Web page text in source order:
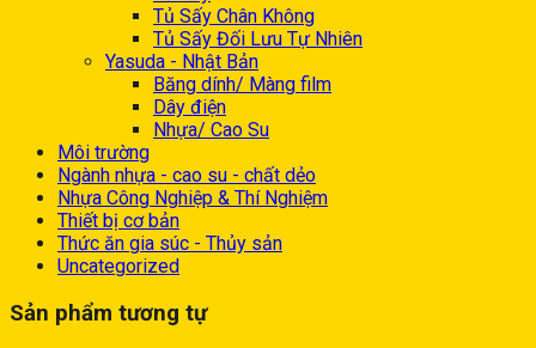
Tủ Sấy Chân Không
Tủ Sấy Đối Lưu Tự Nhiên
Yasuda - Nhật Bản
Băng dính/ Màng film
Dây điện
Nhựa/ Cao Su
Môi trường
Ngành nhựa - cao su - chất dẻo
Nhựa Công Nghiệp & Thí Nghiệm
Thiết bị cơ bản
Thức ăn gia súc - Thủy sản
Uncategorized
Sản phẩm tương tự